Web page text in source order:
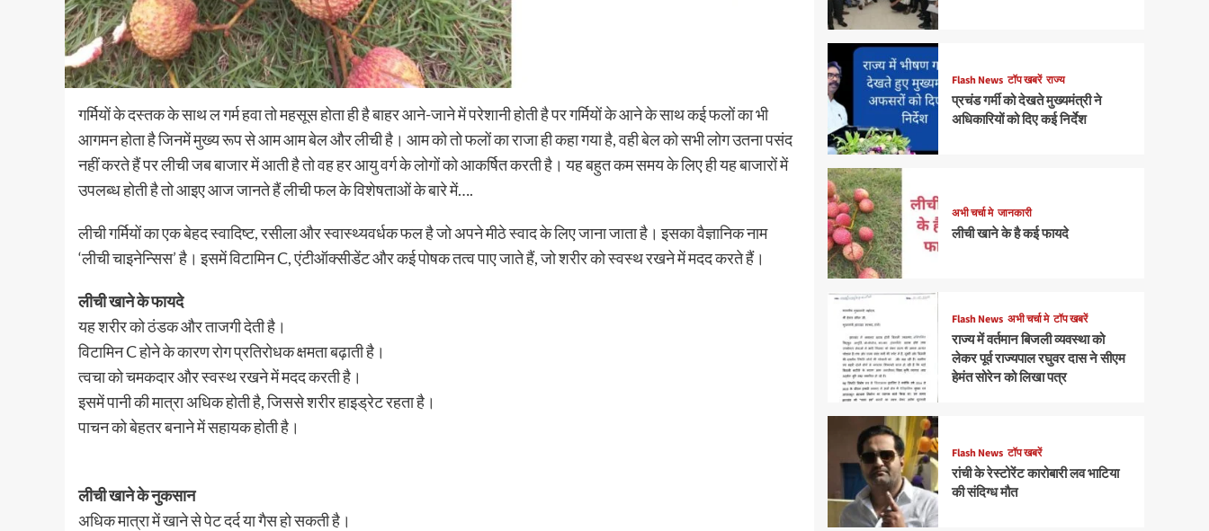
गर्मियों के दस्तक के साथ ल गर्म हवा तो महसूस होता ही है बाहर आने-जाने में परेशानी होती है पर गर्मियों के आने के साथ कई फलों का भी
आगमन होता है जिनमें मुख्य रूप से आम आम बेल और लीची है। आम को तो फलों का राजा ही कहा गया है, वही बेल को सभी लोग उतना पसंद
नहीं करते हैं पर लीची जब बाजार में आती है तो वह हर आयु वर्ग के लोगों को आकर्षित करती है। यह बहुत कम समय के लिए ही यह बाजारों में
उपलब्ध होती है तो आइए आज जानते हैं लीची फल के विशेषताओं के बारे में….
लीची गर्मियों का एक बेहद स्वादिष्ट, रसीला और स्वास्थ्यवर्धक फल है जो अपने मीठे स्वाद के लिए जाना जाता है। इसका वैज्ञानिक नाम
‘लीची चाइनेन्सिस’ है। इसमें विटामिन C, एंटीऑक्सीडेंट और कई पोषक तत्व पाए जाते हैं, जो शरीर को स्वस्थ रखने में मदद करते हैं।
लीची खाने के फायदे
यह शरीर को ठंडक और ताजगी देती है।
विटामिन C होने के कारण रोग प्रतिरोधक क्षमता बढ़ाती है।
त्वचा को चमकदार और स्वस्थ रखने में मदद करती है।
इसमें पानी की मात्रा अधिक होती है, जिससे शरीर हाइड्रेट रहता है।
पाचन को बेहतर बनाने में सहायक होती है।
लीची खाने के नुकसान
अधिक मात्रा में खाने से पेट दर्द या गैस हो सकती है।
Flash News टॉप खबरें राज्य
प्रचंड गर्मी को देखते मुख्यमंत्री ने
अधिकारियों को दिए कई निर्देश
अभी चर्चा मे जानकारी
लीची खाने के है कई फायदे
Flash News अभी चर्चा मे टॉप खबरें
राज्य में वर्तमान बिजली व्यवस्था को
लेकर पूर्व राज्यपाल रघुवर दास ने सीएम
हेमंत सोरेन को लिखा पत्र
Flash News टॉप खबरें
रांची के रेस्टोरेंट कारोबारी लव भाटिया
की संदिग्ध मौत